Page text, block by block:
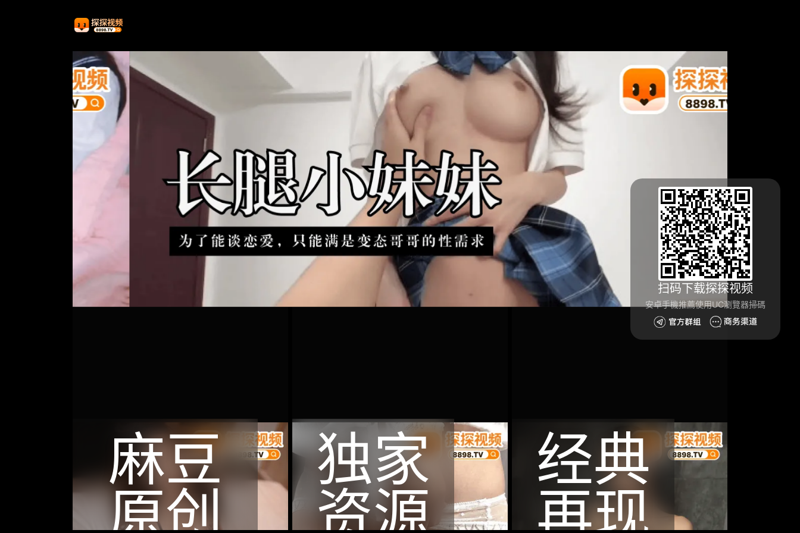
扫码下载探探视频
安卓手機推薦使用UC瀏覽器掃碼
麻豆
原创
独家
资源
经典
再现